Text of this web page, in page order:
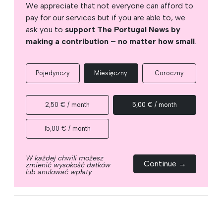
We appreciate that not everyone can afford to
pay for our services but if you are able to, we
ask you to support The Portugal News by
making a contribution – no matter how small.
Pojedynczy Miesięczny Coroczny
2,50 € / month 5,00 € / month
15,00 € / month
W każdej chwili możesz
zmienić wysokość datków
lub anulować wpłaty.
Continue →